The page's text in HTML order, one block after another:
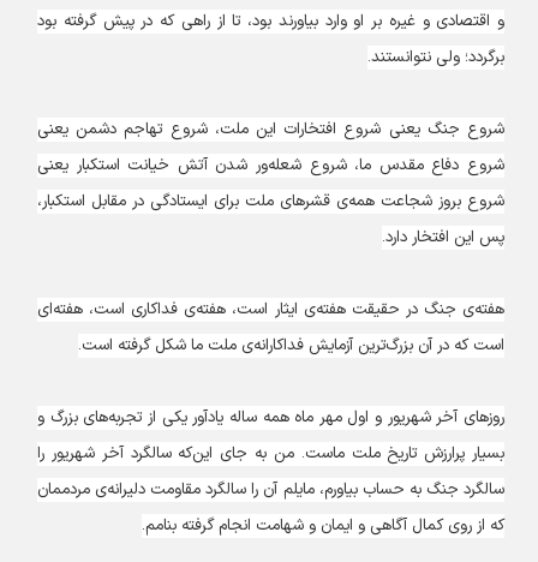
و اقتصادى و غيره بر او وارد بياورند بود، تا از راهى كه در پيش گرفته بود
برگردد؛ ولى نتوانستند.
شروع جنگ يعنى شروع افتخارات اين ملت، شروع تهاجم دشمن يعنى
شروع دفاع مقدس ما، شروع شعله‌ور شدن آتش خيانت استكبار يعنى
شروع بروز شجاعت همه‌ى قشرهاى ملت براى ايستادگى در مقابل استكبار،
پس اين افتخار دارد.
هفته‌ى جنگ در حقيقت هفته‌ى ايثار است، هفته‌ى فداكارى است، هفته‌اى
است كه در آن بزرگ‌ترين آزمايش فداكارانه‌ى ملت ما شكل گرفته است.
روزهاى آخر شهريور و اول مهر ماه همه ساله يادآور يكى از تجربه‌هاى بزرگ و
بسيار پرارزش تاريخ ملت ماست. من به جاى اين‌كه سالگرد آخر شهريور را
سالگرد جنگ به حساب بياورم، مايلم آن را سالگرد مقاومت دليرانه‌ى مردممان
كه از روى كمال آگاهى و ايمان و شهامت انجام گرفته بنامم.